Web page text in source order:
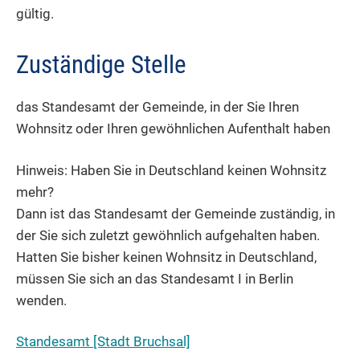
gültig.
Zuständige Stelle
das Standesamt der Gemeinde, in der Sie Ihren
Wohnsitz oder Ihren gewöhnlichen Aufenthalt haben
Hinweis: Haben Sie in Deutschland keinen Wohnsitz
mehr?
Dann ist das Standesamt der Gemeinde zuständig, in
der Sie sich zuletzt gewöhnlich aufgehalten haben.
Hatten Sie bisher keinen Wohnsitz in Deutschland,
müssen Sie sich an das Standesamt I in Berlin
wenden.
Standesamt [Stadt Bruchsal]